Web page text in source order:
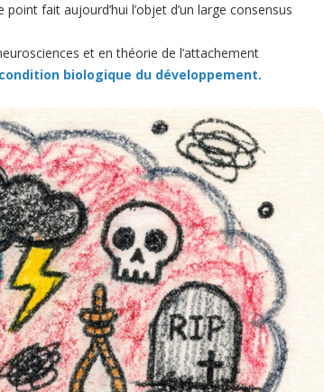
fait aujourd’hui l’objet d’un large consensus
et en théorie de l’attachement
biologique du développement.